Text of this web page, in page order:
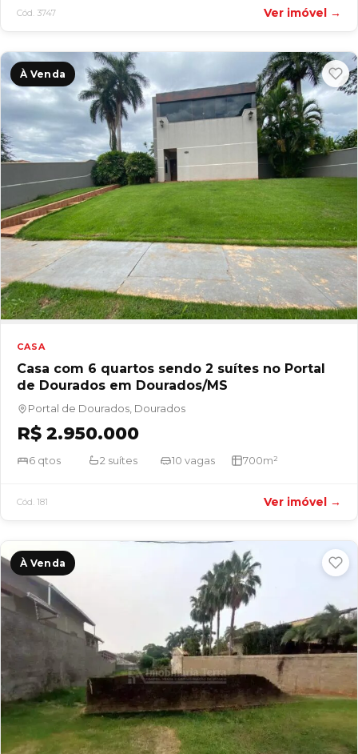
Cód. 3747 Ver imóvel →
À Venda
CASA
Casa com 6 quartos sendo 2 suítes no Portal
de Dourados em Dourados/MS
Portal de Dourados, Dourados
R$ 2.950.000
6 qtos 2 suítes 10 vagas 700m²
Cód. 181 Ver imóvel →
À Venda